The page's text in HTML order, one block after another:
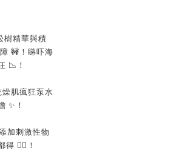
精華與積
🚧！睇吓海
📉！
肌瘋狂泵水
✨！
加刺激性物
🧘‍♀️！